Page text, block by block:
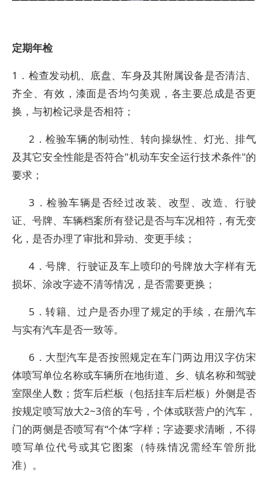
定期年检
1．检查发动机、底盘、车身及其附属设备是否清洁、
齐全、有效，漆面是否均匀美观，各主要总成是否更
换，与初检记录是否相符；
2．检验车辆的制动性、转向操纵性、灯光、排气
及其它安全性能是否符合"机动车安全运行技术条件"的
要求；
3．检验车辆是否经过改装、改型、改造、行驶
证、号牌、车辆档案所有登记是否与车况相符，有无变
化，是否办理了审批和异动、变更手续；
4．号牌、行驶证及车上喷印的号牌放大字样有无
损坏、涂改字迹不清等情况，是否需要更换；
5．转籍、过户是否办理了规定的手续，在册汽车
与实有汽车是否一致等。
6．大型汽车是否按照规定在车门两边用汉字仿宋
体喷写单位名称或车辆所在地街道、乡、镇名称和驾驶
室限坐人数；货车后栏板（包括挂车后栏板）外侧是否
按规定喷写放大2~3倍的车号，个体或联营户的汽车，
门的两侧是否喷写有“个体”字样；字迹要求清晰，不得
喷写单位代号或其它图案（特殊情况需经车管所批
准）。